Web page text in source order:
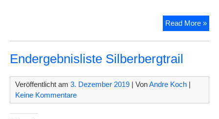
Read More »An
alle
Endergebnisliste Silberbergtrail
Veröffentlicht am 3. Dezember 2019 | VonAndre Koch |
Keine Kommentare